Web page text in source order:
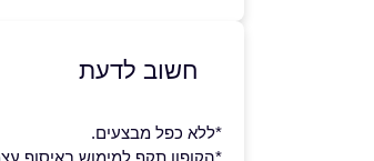
חשוב לדעת
*ללא כפל מבצעים.